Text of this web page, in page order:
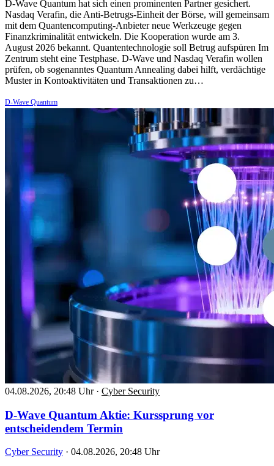
D-Wave Quantum hat sich einen prominenten Partner gesichert.
Nasdaq Verafin, die Anti-Betrugs-Einheit der Börse, will gemeinsam
mit dem Quantencomputing-Anbieter neue Werkzeuge gegen
Finanzkriminalität entwickeln. Die Kooperation wurde am 3.
August 2026 bekannt. Quantentechnologie soll Betrug aufspüren Im
Zentrum steht eine Testphase. D-Wave und Nasdaq Verafin wollen
prüfen, ob sogenanntes Quantum Annealing dabei hilft, verdächtige
Muster in Kontoaktivitäten und Transaktionen zu…
D-Wave Quantum
04.08.2026, 20:48 Uhr · Cyber Security
D-Wave Quantum Aktie: Kurssprung vor
entscheidendem Termin
Cyber Security · 04.08.2026, 20:48 Uhr